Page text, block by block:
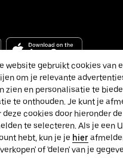
Inc.
website gebruikt cookies van
om je relevante
zien en personalisatie te
te onthouden. Je kunt je
deze cookies door hieronder
te selecteren. Als je een
hebt, kun je je hier
of 'delen' van je